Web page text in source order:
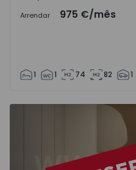
Arrendar 975 €/mês
1 1 74 82 1